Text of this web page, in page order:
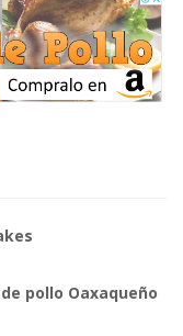
pollo Oaxaqueño